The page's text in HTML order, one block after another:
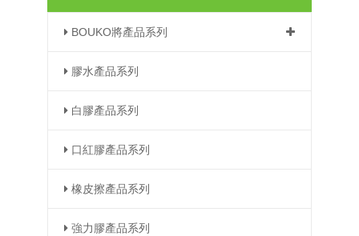
BOUKO將產品系列
膠水產品系列
白膠產品系列
口紅膠產品系列
橡皮擦產品系列
強力膠產品系列